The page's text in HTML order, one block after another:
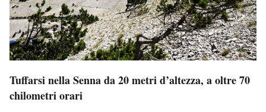
Tuffarsi nella Senna da 20 metri d’altezza, a oltre 70
chilometri orari